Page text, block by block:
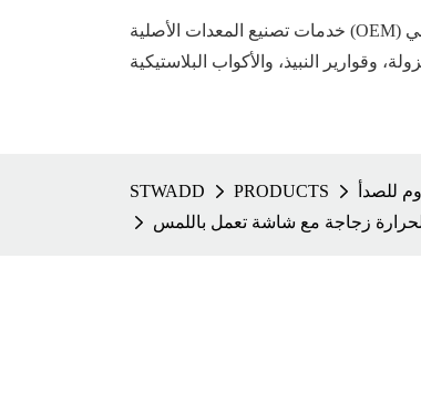
خدمات تصنيع المعدات الأصلية (OEM) وتصنيع التصميم الشخصي (ODM) المتميزة
وقوارير النبيذ، والأكواب البلاستيكية
STWADD PRODUCTS
للصدأ